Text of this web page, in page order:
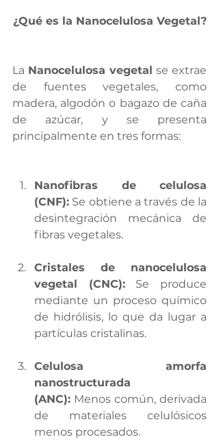
¿Qué es la Nanocelulosa Vegetal?
La Nanocelulosa vegetal se extrae
de fuentes vegetales, como
madera, algodón o bagazo de caña
de azúcar, y se presenta
principalmente en tres formas:
Nanofibras de celulosa
(CNF): Se obtiene a través de la
desintegración mecánica de
fibras vegetales.
Cristales de nanocelulosa
vegetal (CNC): Se produce
mediante un proceso químico
de hidrólisis, lo que da lugar a
partículas cristalinas.
Celulosa amorfa
nanostructurada
(ANC): Menos común, derivada
de materiales celulósicos
menos procesados.